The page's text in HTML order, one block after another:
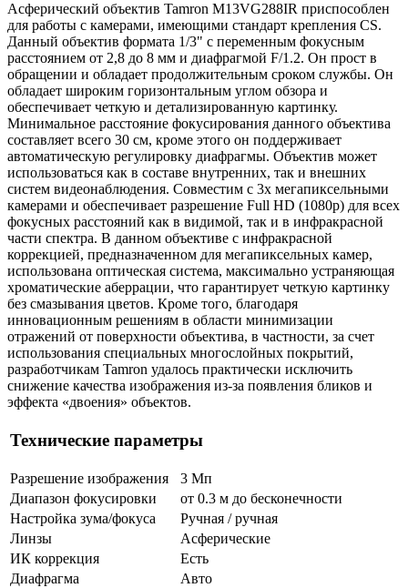
Асферический объектив Tamron M13VG288IR приспособлен
для работы с камерами, имеющими стандарт крепления CS.
Данный объектив формата 1/3" с переменным фокусным
расстоянием от 2,8 до 8 мм и диафрагмой F/1.2. Он прост в
обращении и обладает продолжительным сроком службы. Он
обладает широким горизонтальным углом обзора и
обеспечивает четкую и детализированную картинку.
Минимальное расстояние фокусирования данного объектива
составляет всего 30 см, кроме этого он поддерживает
автоматическую регулировку диафрагмы. Объектив может
использоваться как в составе внутренних, так и внешних
систем видеонаблюдения. Совместим с 3х мегапиксельными
камерами и обеспечивает разрешение Full HD (1080p) для всех
фокусных расстояний как в видимой, так и в инфракрасной
части спектра. В данном объективе с инфракрасной
коррекцией, предназначенном для мегапиксельных камер,
использована оптическая система, максимально устраняющая
хроматические аберрации, что гарантирует четкую картинку
без смазывания цветов. Кроме того, благодаря
инновационным решениям в области минимизации
отражений от поверхности объектива, в частности, за счет
использования специальных многослойных покрытий,
разработчикам Tamron удалось практически исключить
снижение качества изображения из-за появления бликов и
эффекта «двоения» объектов.
Технические параметры
Разрешение изображения
3 Мп
Диапазон фокусировки
от 0.3 м до бесконечности
Настройка зума/фокуса
Ручная / ручная
Линзы
Асферические
ИК коррекция
Есть
Диафрагма
Авто